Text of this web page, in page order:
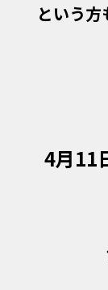
という方
4月11